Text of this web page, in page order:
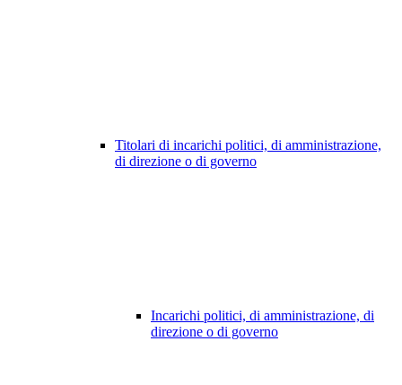
Titolari di incarichi politici, di amministrazione,
di direzione o di governo
Incarichi politici, di amministrazione, di
direzione o di governo